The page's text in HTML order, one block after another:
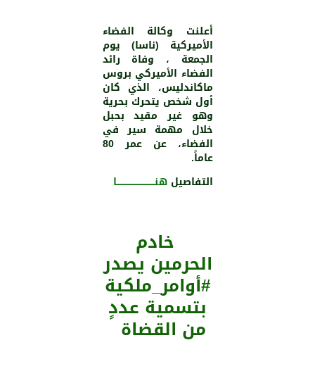
أعلنت وكالة الفضاء
الأميركية (ناسا) يوم
الجمعة ، وفاة رائد
الفضاء الأميركي بروس
ماكاندليس، الذي كان
أول شخص يتحرك بحرية
وهو غير مقيد بحبل
خلال مهمة سير في
الفضاء، عن عمر 80
عاماً.
التفاصيلهنـــــــــــــــــــــــــــا
خادم
الحرمين يصدر
#أوامر_ملكية
بتسمية عددٍ
من القضاة